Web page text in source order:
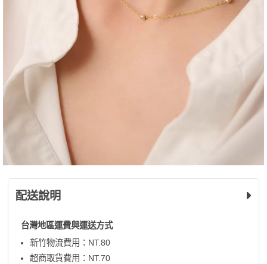
配送說明
台灣地區運費與運送方式
新竹物流費用：NT.80
超商取貨費用：NT.70